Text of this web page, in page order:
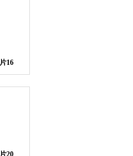
16
20